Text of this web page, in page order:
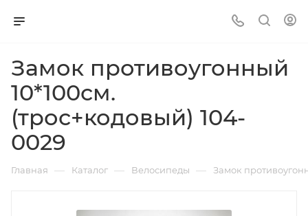
Замок противоугонный
10*100см.
(трос+кодовый) 104-
0029
Главная — Каталог — Велосипеды — Замок